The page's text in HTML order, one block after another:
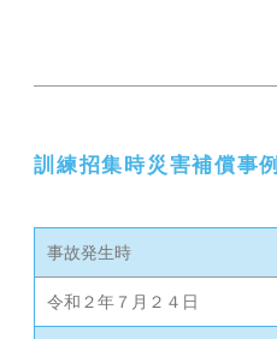
訓練招集時災害補償事例
事故発生時
令和２年７月２４日